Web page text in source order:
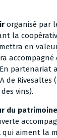
organisé par
la
en
accompagné
partenariat
de Rivesaltes
vins).
du
qui aiment la